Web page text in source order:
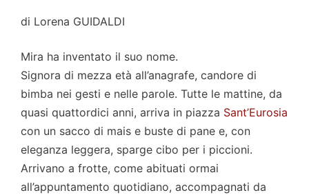
di Lorena GUIDALDI
Mira ha inventato il suo nome.
Signora di mezza età all’anagrafe, candore di
bimba nei gesti e nelle parole. Tutte le mattine, da
quasi quattordici anni, arriva in piazza Sant’Eurosia
con un sacco di mais e buste di pane e, con
eleganza leggera, sparge cibo per i piccioni.
Arrivano a frotte, come abituati ormai
all’appuntamento quotidiano, accompagnati da